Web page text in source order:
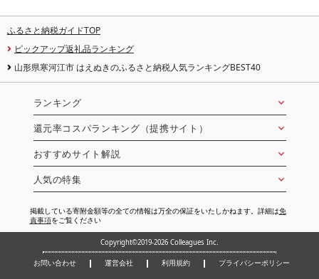
ふるさと納税ガイドTOP
ピックアップ返礼品ランキング
山形県寒河江市 はえぬきのふるさと納税人気ランキングBEST40
ランキング
還元率コスパランキング（提携サイト）
おすすめサイト解説
人気の特集
掲載している寄附金額等の全ての情報は万全の保証をいたしかねます。詳細は免
責事項をご覧ください
Copyright©2019-2026 Colleagues Inc.
お問い合わせ 運営会社 利用規約 プライバシーポリシー